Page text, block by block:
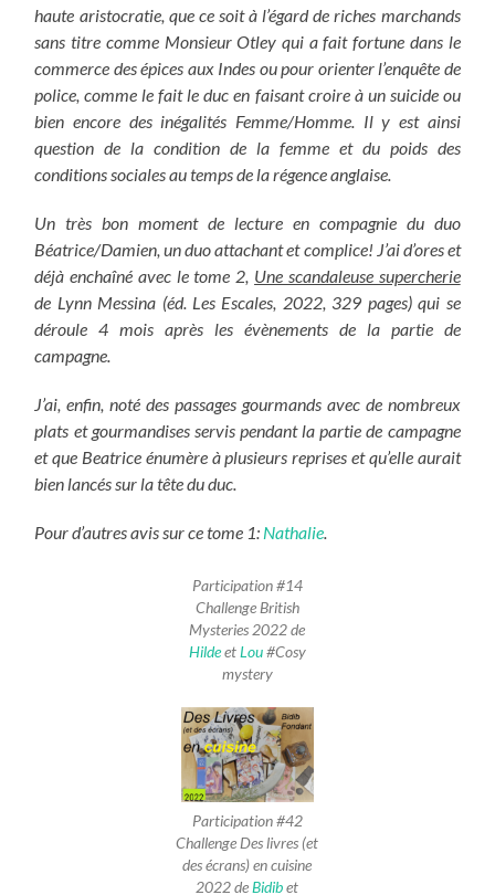
haute aristocratie, que ce soit à l’égard de riches marchands
sans titre comme Monsieur Otley qui a fait fortune dans le
commerce des épices aux Indes ou pour orienter l’enquête de
police, comme le fait le duc en faisant croire à un suicide ou
bien encore des inégalités Femme/Homme. Il y est ainsi
question de la condition de la femme et du poids des
conditions sociales au temps de la régence anglaise.
Un très bon moment de lecture en compagnie du duo
Béatrice/Damien, un duo attachant et complice! J’ai d’ores et
déjà enchaîné avec le tome 2, Une scandaleuse supercherie
de Lynn Messina (éd. Les Escales, 2022, 329 pages) qui se
déroule 4 mois après les évènements de la partie de
campagne.
J’ai, enfin, noté des passages gourmands avec de nombreux
plats et gourmandises servis pendant la partie de campagne
et que Beatrice énumère à plusieurs reprises et qu’elle aurait
bien lancés sur la tête du duc.
Pour d’autres avis sur ce tome 1: Nathalie
Participation #14
Challenge British
Mysteries 2022 de
HildeetLou#Cosy
mystery
Participation #42
Challenge Des livres (et
des écrans) en cuisine
2022 deBidibet